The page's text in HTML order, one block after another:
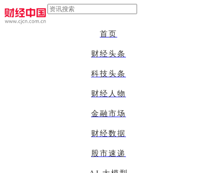
首页
财经头条
科技头条
财经人物
金融市场
财经数据
股市速递